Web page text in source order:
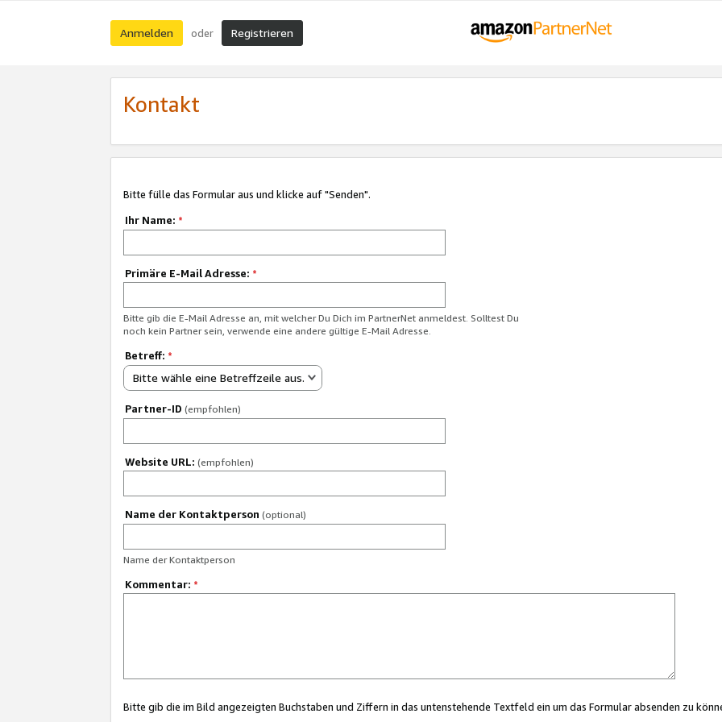
Anmelden oder Registrieren
Kontakt
Bitte fülle das Formular aus und klicke auf "Senden".
Ihr Name: *
Primäre E-Mail Adresse: *
Bitte gib die E-Mail Adresse an, mit welcher Du Dich im PartnerNet anmeldest. Solltest Du
noch kein Partner sein, verwende eine andere gültige E-Mail Adresse.
Betreff: *
Bitte wähle eine Betreffzeile aus.
Partner-ID (empfohlen)
Website URL: (empfohlen)
Name der Kontaktperson (optional)
Name der Kontaktperson
Kommentar: *
Bitte gib die im Bild angezeigten Buchstaben und Ziffern in das untenstehende Textfeld ein um das Formular absenden zu